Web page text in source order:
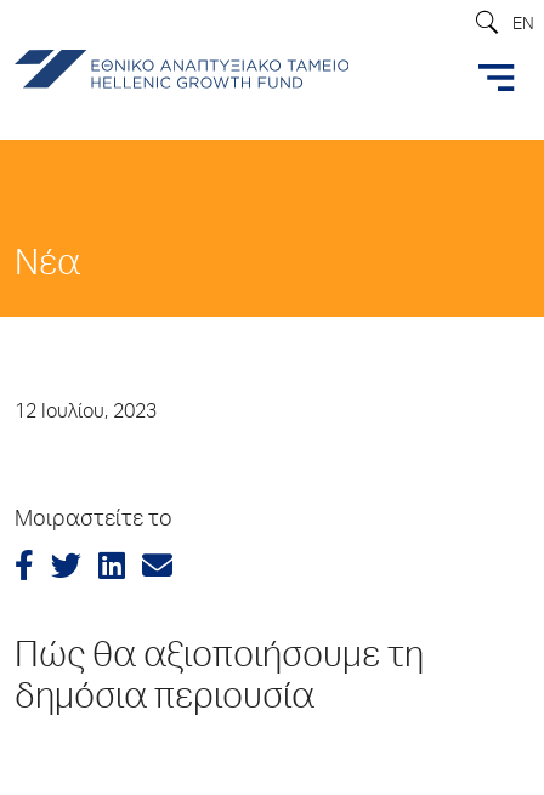
EN
Νέα
12 Ιουλίου, 2023
Μοιραστείτε το
Πώς θα αξιοποιήσουμε τη
δημόσια περιουσία